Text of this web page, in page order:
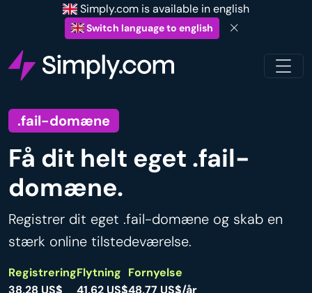
Simply.com is available in english
Switch language to english
.fail-domæne
Få dit helt eget .fail-
domæne.
Registrer dit eget .fail-domæne og skab en
stærk online tilstedeværelse.
Registrering
38,28 US$
Flytning
41,62 US$
Fornyelse
48,77 US$/år